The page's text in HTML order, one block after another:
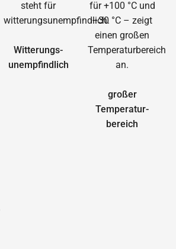
Witterungs­
unempfindlich
großer
Temperatur­
bereich